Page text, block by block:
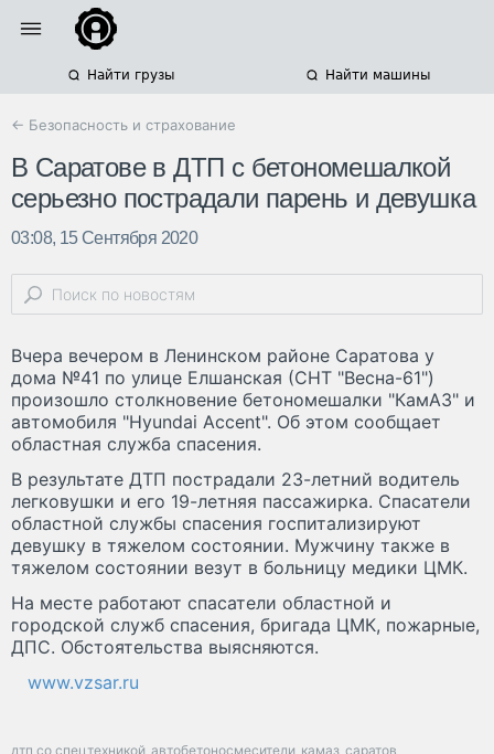
Найти грузы Найти машины
← Безопасность и страхование
В Саратове в ДТП с бетономешалкой
серьезно пострадали парень и девушка
03:08, 15 Сентября 2020
Вчера вечером в Ленинском районе Саратова у
дома №41 по улице Елшанская (СНТ "Весна-61")
произошло столкновение бетономешалки "КамАЗ" и
автомобиля "Hyundai Accent". Об этом сообщает
областная служба спасения.
В результате ДТП пострадали 23-летний водитель
легковушки и его 19-летняя пассажирка. Спасатели
областной службы спасения госпитализируют
девушку в тяжелом состоянии. Мужчину также в
тяжелом состоянии везут в больницу медики ЦМК.
На месте работают спасатели областной и
городской служб спасения, бригада ЦМК, пожарные,
ДПС. Обстоятельства выясняются.
www.vzsar.ru
дтп со спецтехникой автобетоносмесители камаз саратов